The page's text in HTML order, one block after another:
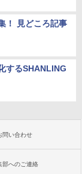
！ 見どころ記事
するSHANLING
問い合わせ
部へのご連絡